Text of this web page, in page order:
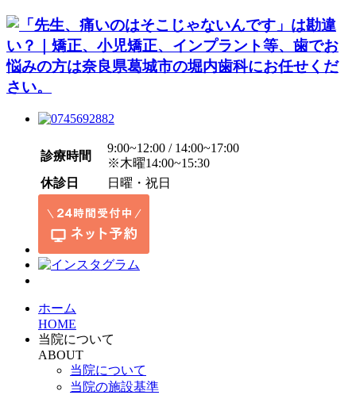
診療時間
9:00~12:00 / 14:00~17:00
※木曜14:00~15:30
休診日
日曜・祝日
ホーム
HOME
当院について
ABOUT
当院について
当院の施設基準